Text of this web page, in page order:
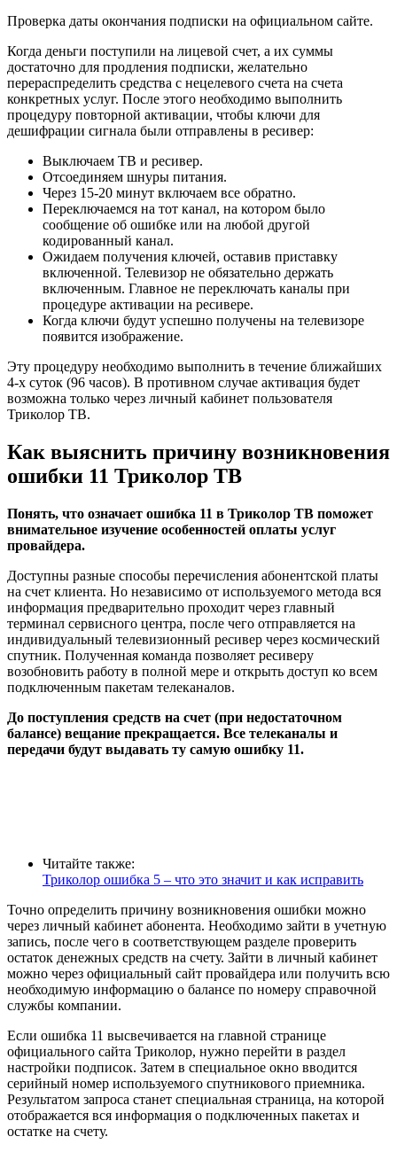
Проверка даты окончания подписки на официальном сайте.
Когда деньги поступили на лицевой счет, а их суммы
достаточно для продления подписки, желательно
перераспределить средства с нецелевого счета на счета
конкретных услуг. После этого необходимо выполнить
процедуру повторной активации, чтобы ключи для
дешифрации сигнала были отправлены в ресивер:
Выключаем ТВ и ресивер.
Отсоединяем шнуры питания.
Через 15-20 минут включаем все обратно.
Переключаемся на тот канал, на котором было
сообщение об ошибке или на любой другой
кодированный канал.
Ожидаем получения ключей, оставив приставку
включенной. Телевизор не обязательно держать
включенным. Главное не переключать каналы при
процедуре активации на ресивере.
Когда ключи будут успешно получены на телевизоре
появится изображение.
Эту процедуру необходимо выполнить в течение ближайших
4-х суток (96 часов). В противном случае активация будет
возможна только через личный кабинет пользователя
Триколор ТВ.
Как выяснить причину возникновения
ошибки 11 Триколор ТВ
Понять, что означает ошибка 11 в Триколор ТВ поможет
внимательное изучение особенностей оплаты услуг
провайдера.
Доступны разные способы перечисления абонентской платы
на счет клиента. Но независимо от используемого метода вся
информация предварительно проходит через главный
терминал сервисного центра, после чего отправляется на
индивидуальный телевизионный ресивер через космический
спутник. Полученная команда позволяет ресиверу
возобновить работу в полной мере и открыть доступ ко всем
подключенным пакетам телеканалов.
До поступления средств на счет (при недостаточном
балансе) вещание прекращается. Все телеканалы и
передачи будут выдавать ту самую ошибку 11.
Читайте также:
Триколор ошибка 5 – что это значит и как исправить
Точно определить причину возникновения ошибки можно
через личный кабинет абонента. Необходимо зайти в учетную
запись, после чего в соответствующем разделе проверить
остаток денежных средств на счету. Зайти в личный кабинет
можно через официальный сайт провайдера или получить всю
необходимую информацию о балансе по номеру справочной
службы компании.
Если ошибка 11 высвечивается на главной странице
официального сайта Триколор, нужно перейти в раздел
настройки подписок. Затем в специальное окно вводится
серийный номер используемого спутникового приемника.
Результатом запроса станет специальная страница, на которой
отображается вся информация о подключенных пакетах и
остатке на счету.